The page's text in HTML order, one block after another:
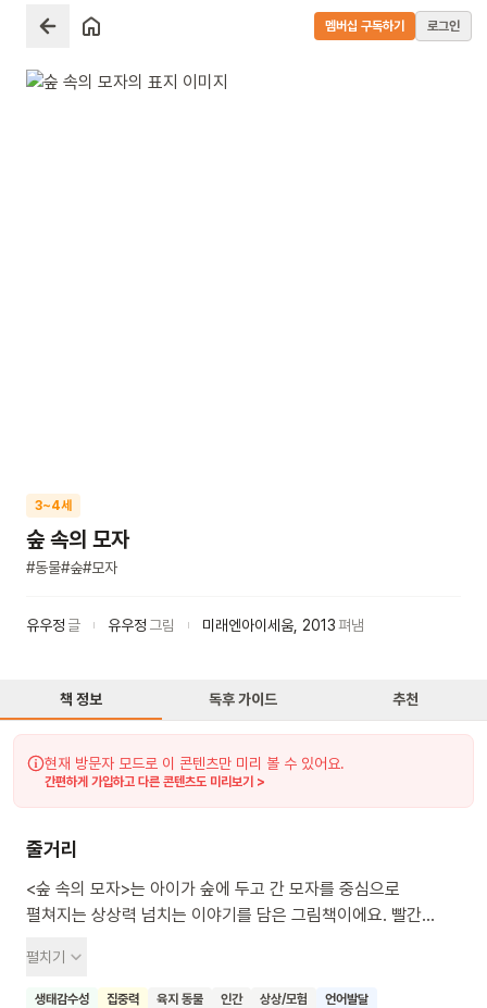
멤버십 구독하기 로그인
3~4세
숲 속의 모자
#동물#숲#모자
유우정 글 유우정 그림 미래엔아이세움 2013펴냄
책 정보 독후 가이드 추천
현재 방문자 모드로 이 콘텐츠만 미리 볼 수 있어요.
간편하게 가입하고 다른 콘텐츠도 미리보기 >
줄거리
<숲 속의 모자>는 아이가 숲에 두고 간 모자를 중심으로
펼쳐지는 상상력 넘치는 이야기를 담은 그림책이에요. 빨간
되자 숲 속 동물들이 하나씩 모자 주변으로 모여들어요. 다람쥐,
부엉이, 반딧불이, 두더지, 뱀, 여우 등이 차례로 등장하며 모자와
펼치기
생태감수성 집중력 육지 동물 인간 상상/모험 언어발달